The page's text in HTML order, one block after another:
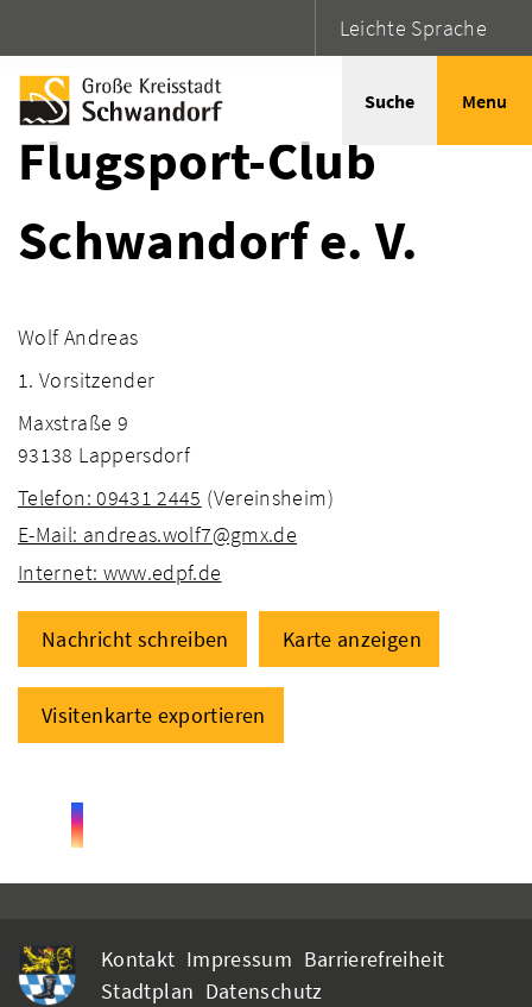
Leichte Sprache
Suche Menu
Flugsport-Club
Schwandorf e. V.
Wolf Andreas
1. Vorsitzender
Maxstraße 9
93138 Lappersdorf
Telefon: 09431 2445 (Vereinsheim)
E-Mail: andreas.wolf7@gmx.de
Internet: www.edpf.de
Nachricht schreiben Karte anzeigen
Visitenkarte exportieren
Kontakt Impressum Barrierefreiheit
Stadtplan Datenschutz